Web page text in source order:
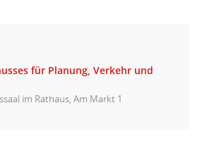
für Planung, Verkehr und
im Rathaus, Am Markt 1